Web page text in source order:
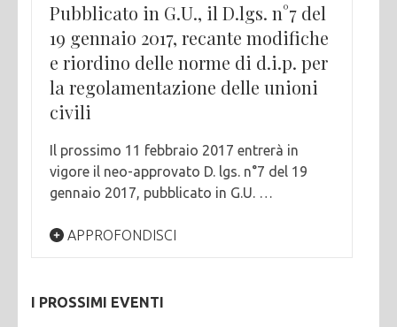
Pubblicato in G.U., il D.lgs. n°7 del
19 gennaio 2017, recante modifiche
e riordino delle norme di d.i.p. per
la regolamentazione delle unioni
civili
Il prossimo 11 febbraio 2017 entrerà in
vigore il neo-approvato D. lgs. n°7 del 19
gennaio 2017, pubblicato in G.U. …
APPROFONDISCI
I PROSSIMI EVENTI